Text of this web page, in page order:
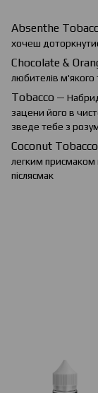
Absenthe
хочеш
Chocolate &
любителів
Tobacco —
зацени його в
зведе тебе з
Coconut Tobacco
легким присмаком
післясмак